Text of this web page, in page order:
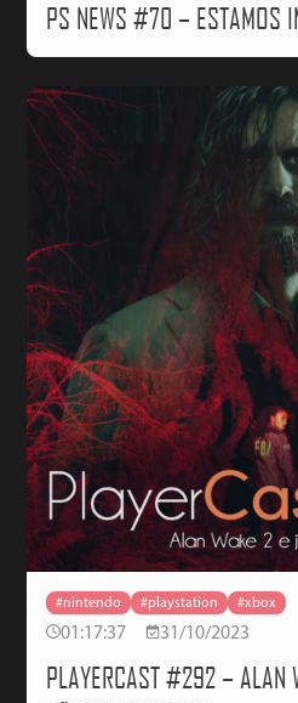
PS NEWS #70 – ESTAMOS
#nintendo #playstation #xbox
01:17:37 31/10/2023
PLAYERCAST #292 – ALAN